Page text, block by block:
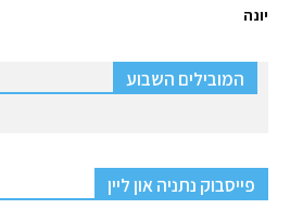
יונה
המובילים השבוע
פייסבוק נתניה און ליין